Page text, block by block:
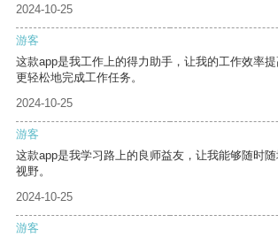
2024-10-25
游客
这款app是我工作上的得力助手，让我的工作效率
更轻松地完成工作任务。
2024-10-25
游客
这款app是我学习路上的良师益友，让我能够随时
视野。
2024-10-25
游客